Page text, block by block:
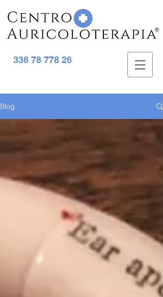
338 78 778 26
Blog